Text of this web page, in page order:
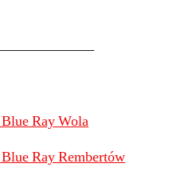
Ray Wola
Ray Rembertów